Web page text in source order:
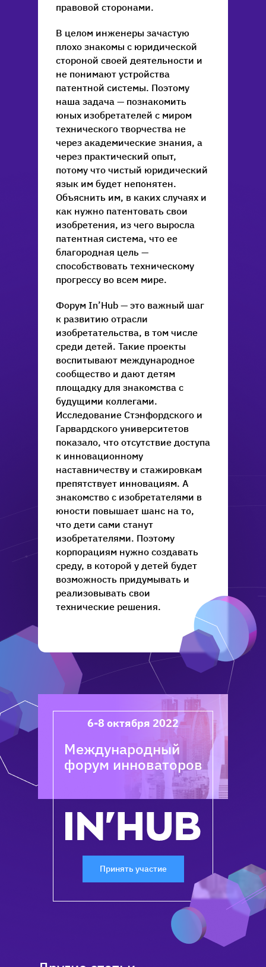
правовой сторонами.
В целом инженеры зачастую
плохо знакомы с юридической
стороной своей деятельности и
не понимают устройства
патентной системы. Поэтому
наша задача — познакомить
юных изобретателей с миром
технического творчества не
через академические знания, а
через практический опыт,
потому что чистый юридический
язык им будет непонятен.
Объяснить им, в каких случаях и
как нужно патентовать свои
изобретения, из чего выросла
патентная система, что ее
благородная цель —
способствовать техническому
прогрессу во всем мире.
Форум In’Hub — это важный шаг
к развитию отрасли
изобретательства, в том числе
среди детей. Такие проекты
воспитывают международное
сообщество и дают детям
площадку для знакомства с
будущими коллегами.
Исследование Стэнфордского и
Гарвардского университетов
показало, что отсутствие доступа
к инновационному
наставничеству и стажировкам
препятствует инновациям. А
знакомство с изобретателями в
юности повышает шанс на то,
что дети сами станут
изобретателями. Поэтому
корпорациям нужно создавать
среду, в которой у детей будет
возможность придумывать и
реализовывать свои
технические решения.
6-8 октября 2022
Международный
форум инноваторов
Принять участие